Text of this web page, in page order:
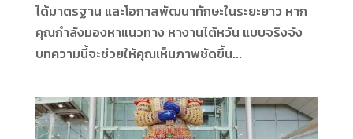
ได้มาตรฐาน และโอกาสพัฒนาทักษะในระยะยาว หาก
คุณกำลังมองหาแนวทาง หางานไต้หวัน แบบจริงจัง
บทความนี้จะช่วยให้คุณเห็นภาพชัดขึ้น...